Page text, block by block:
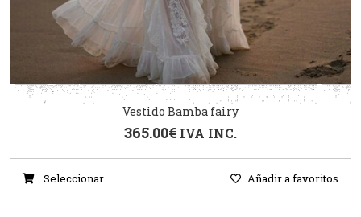
Vestido Bamba fairy
365.00€ IVA INC.
Seleccionar Añadir a favoritos